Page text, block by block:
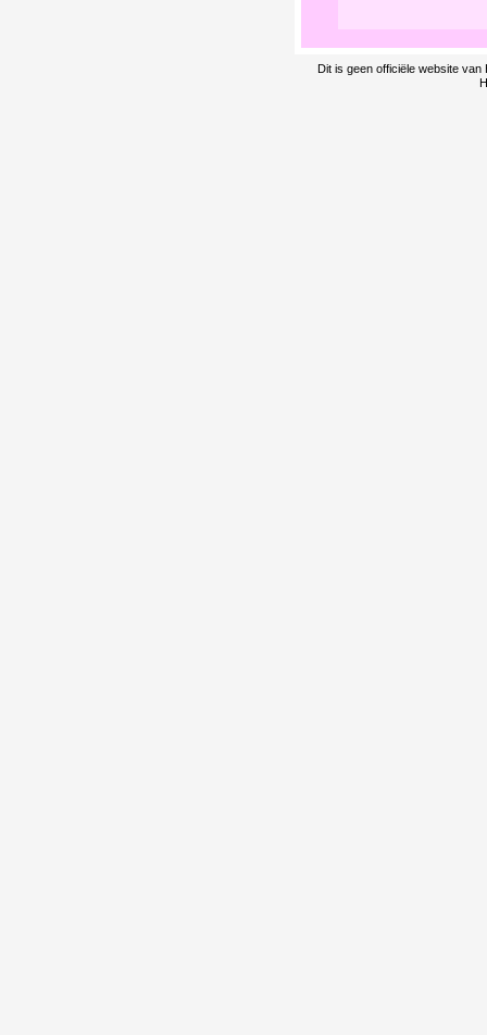
Dit is geen officiële website